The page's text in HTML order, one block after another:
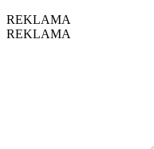
REKLAMA
REKLAMA